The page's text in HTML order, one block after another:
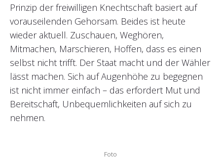
Prinzip der freiwilligen Knechtschaft basiert auf
vorauseilenden Gehorsam. Beides ist heute
wieder aktuell. Zuschauen, Weghören,
Mitmachen, Marschieren, Hoffen, dass es einen
selbst nicht trifft. Der Staat macht und der Wähler
lässt machen. Sich auf Augenhöhe zu begegnen
ist nicht immer einfach – das erfordert Mut und
Bereitschaft, Unbequemlichkeiten auf sich zu
nehmen.
Foto